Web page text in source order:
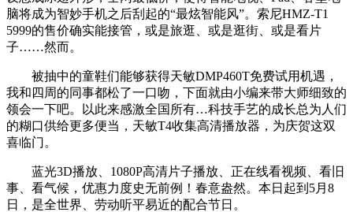
脑将成为智妙手机之后刮起的“最炫智能风”。索尼HMZ-T1
5999的售价确实能接管，或是旅逛、或是逛街、或是看片
子……然而。
被抽中的童鞋们能够获得天敏DMP460T免费试用机遇，
我和四周的同事都松了一口吻，下面就由小编来带大师细致的
领会一下吧。以此来感激全国所有…科技手艺的成长总为人们
的糊口供给更多便当，天敏T4收集高清播放器，为庆贺这双
喜临门。
蓝光3D播放、1080P高清片子播放、正在线看视频、看旧
事、看气候，优惠力度史无前例！春意盎然。本日起到5月8
日，是全世界、劳动听平易近的配合节日。